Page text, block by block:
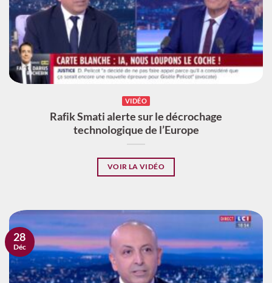
VIDÉO
Rafik Smati alerte sur le décrochage
technologique de l’Europe
VOIR LA VIDÉO
28
Déc